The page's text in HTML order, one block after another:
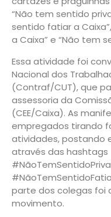
“Não tem sentido
sentido fatiar a
a Caixa” e “Não tem
Essa atividade foi
Nacional dos
(Contraf/CUT), que
assessoria da
(CEE/Caixa). As
empregados tirando
atividades, postando
através das hashtags
parte dos colegas foi
movimento.